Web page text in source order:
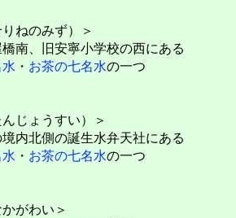
りねのみず）＞
南、旧安寧小学校の西にある
・ お茶の七名水の一つ
じょうすい）＞
境内北側の誕生水弁天社にある
・ お茶の七名水の一つ
がわい＞